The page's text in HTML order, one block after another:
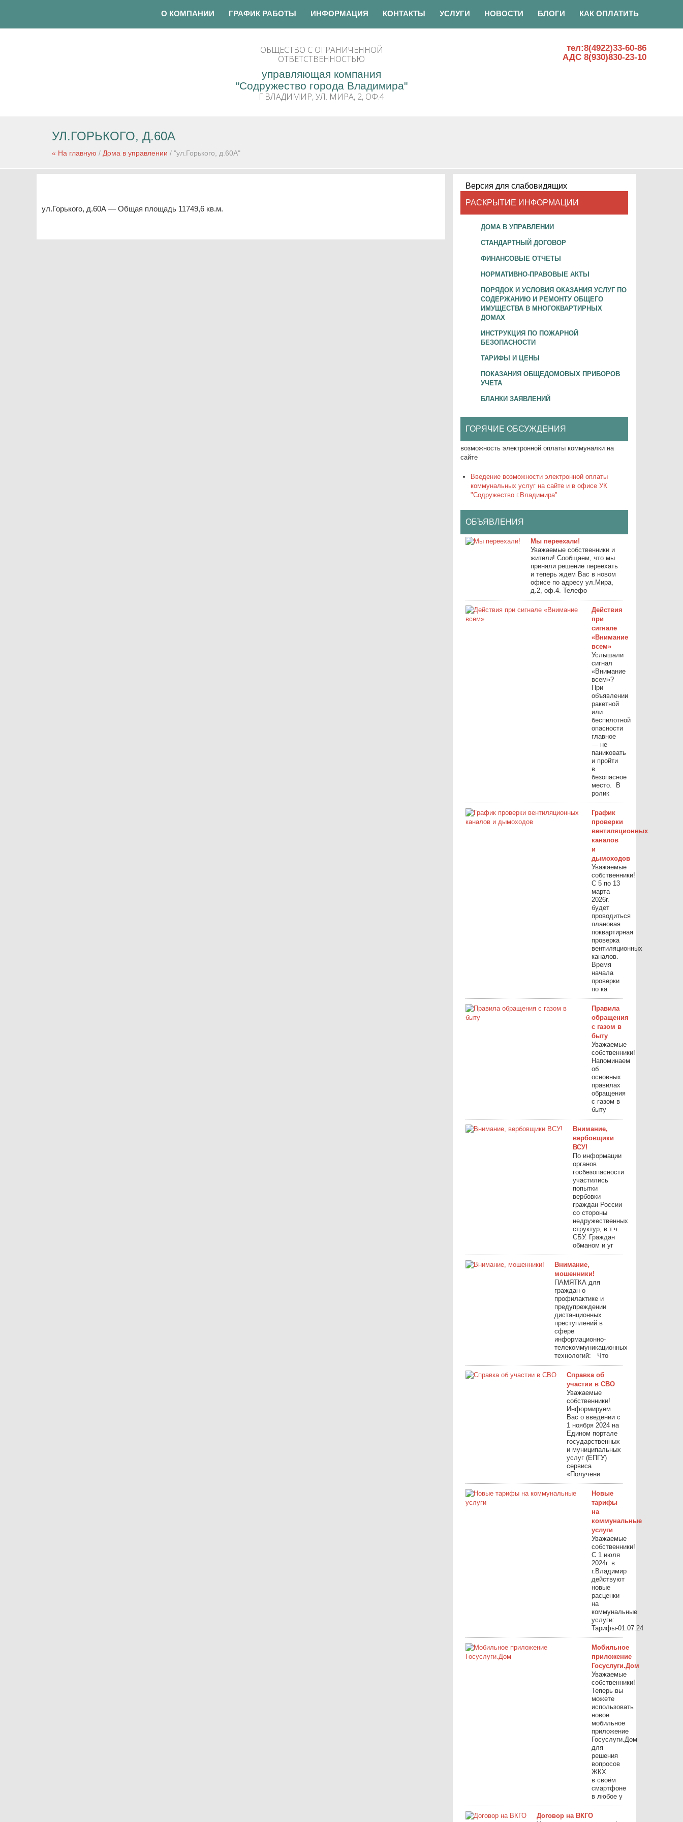
О КОМПАНИИ ГРАФИК РАБОТЫ ИНФОРМАЦИЯ КОНТАКТЫ УСЛУГИ НОВОСТИ БЛОГИ КАК ОПЛАТИТЬ
ОБЩЕСТВО С ОГРАНИЧЕННОЙ
ОТВЕТСТВЕННОСТЬЮ
управляющая компания
"Содружество города Владимира"
Г.ВЛАДИМИР, УЛ. МИРА, 2, ОФ.4
тел:8(4922)33-60-86
АДС 8(930)830-23-10
УЛ.ГОРЬКОГО, Д.60А
« На главную / Дома в управлении / "ул.Горького, д.60А"
ул.Горького, д.60А — Общая площадь 11749,6 кв.м.
Версия для слабовидящих
РАСКРЫТИЕ ИНФОРМАЦИИ
ДОМА В УПРАВЛЕНИИ
СТАНДАРТНЫЙ ДОГОВОР
ФИНАНСОВЫЕ ОТЧЕТЫ
НОРМАТИВНО-ПРАВОВЫЕ АКТЫ
ПОРЯДОК И УСЛОВИЯ ОКАЗАНИЯ УСЛУГ ПО
СОДЕРЖАНИЮ И РЕМОНТУ ОБЩЕГО
ИМУЩЕСТВА В МНОГОКВАРТИРНЫХ
ДОМАХ
ИНСТРУКЦИЯ ПО ПОЖАРНОЙ
БЕЗОПАСНОСТИ
ТАРИФЫ И ЦЕНЫ
ПОКАЗАНИЯ ОБЩЕДОМОВЫХ ПРИБОРОВ
УЧЕТА
БЛАНКИ ЗАЯВЛЕНИЙ
ГОРЯЧИЕ ОБСУЖДЕНИЯ
возможность электронной оплаты коммуналки на
сайте
Введение возможности электронной оплаты
коммунальных услуг на сайте и в офисе УК
"Содружество г.Владимира"
ОБЪЯВЛЕНИЯ
Мы переехали!
Уважаемые собственники и
жители! Сообщаем, что мы
приняли решение переехать
и теперь ждем Вас в новом
офисе по адресу ул.Мира,
д.2, оф.4. Телефо
Действия
при
сигнале
«Внимание
всем»
Услышали
сигнал
«Внимание
всем»?
При
объявлении
ракетной
или
беспилотной
опасности
главное
— не
паниковать
и пройти
в
безопасное
место. ⁣ В
ролик
График
проверки
вентиляционных
каналов
и
дымоходов
Уважаемые
собственники!
С 5 по 13
марта
2026г.
будет
проводиться
плановая
поквартирная
проверка
вентиляционных
каналов.
Время
начала
проверки
по ка
Правила
обращения
с газом в
быту
Уважаемые
собственники!
Напоминаем
об
основных
правилах
обращения
с газом в
быту
Внимание,
вербовщики
ВСУ!
По информации
органов
госбезопасности
участились
попытки
вербовки
граждан России
со стороны
недружественных
структур, в т.ч.
СБУ. Граждан
обманом и уг
Внимание,
мошенники!
ПАМЯТКА для
граждан о
профилактике и
предупреждении
дистанционных
преступлений в
сфере
информационно-
телекоммуникационных
технологий: Что
Справка об
участии в СВО
Уважаемые
собственники!
Информируем
Вас о введении с
1 ноября 2024 на
Едином портале
государственных
и муниципальных
услуг (ЕПГУ)
сервиса
«Получени
Новые
тарифы
на
коммунальные
услуги
Уважаемые
собственники!
С 1 июля
2024г. в
г.Владимир
действуют
новые
расценки
на
коммунальные
услуги:
Тарифы-01.07.24
Мобильное
приложение
Госуслуги.Дом
Уважаемые
собственники!
Теперь вы
можете
использовать
новое
мобильное
приложение
Госуслуги.Дом
для
решения
вопросов
ЖКХ
в своём
смартфоне
в любое у
Договор на ВКГО